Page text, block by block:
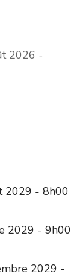
2026 -
2029 - 8h00
2029 - 9h00
2029 -